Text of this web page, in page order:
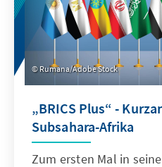
Rumana/Adobe Stock
„BRICS Plus“ -
Subsahara-Afrika
Zum ersten Mal in